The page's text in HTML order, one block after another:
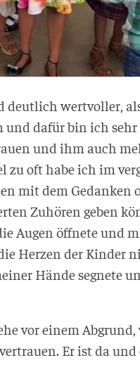
deut­lich wert­vol­ler,
dafür bin ich
und ihm auch
zu oft habe ich im
mit dem Gedan­ken
Zuhö­ren geben
Augen öff­ne­te und
Her­zen der Kin­der
Hän­de seg­ne­te
vor einem
Er ist da